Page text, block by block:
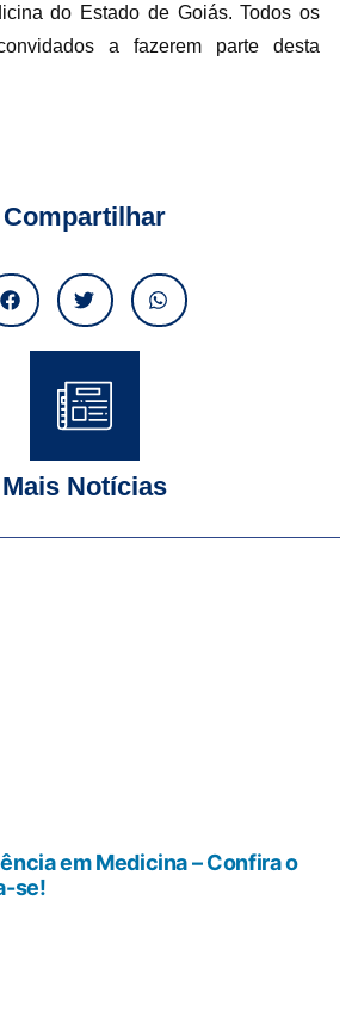
do Estado de Goiás. Todos os
a fazerem parte desta
Compartilhar
Mais Notícias
em Medicina – Confira o
se!